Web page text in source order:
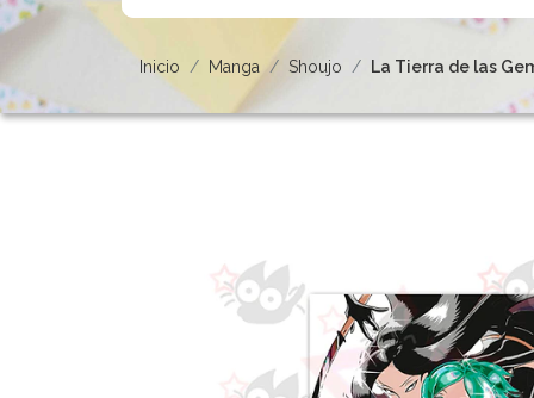
Inicio Manga Shoujo La Tierra de las